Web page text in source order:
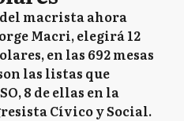
macrista ahora
Macri, elegirá 12
en las 692 mesas
las listas que
8 de ellas en la
Cívico y Social.